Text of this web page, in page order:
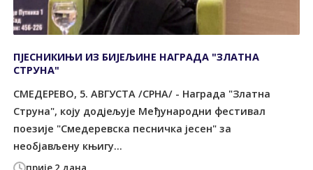
ПЈЕСНИКИЊИ ИЗ БИЈЕЉИНЕ НАГРАДА "ЗЛАТНА
СТРУНА"
СМЕДЕРЕВО, 5. АВГУСТА /СРНА/ - Награда "Златна
Струна", коју додјељује Међународни фестивал
поезије "Смедеревска песничка јесен" за
необјављену књигу...